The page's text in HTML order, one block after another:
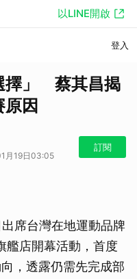
以LINE開啟
登入
擇」 蔡其昌揭
因
月19日03:05
訂閱
席台灣在地運動品牌
艦店開幕活動，首度
，透露仍需先完成部